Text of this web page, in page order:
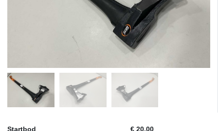
Startbod
€ 20,00